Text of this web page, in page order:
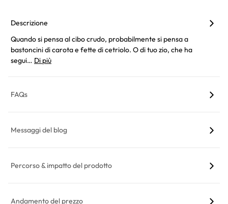
Descrizione
Quando si pensa al cibo crudo, probabilmente si pensa a
bastoncini di carota e fette di cetriolo. O di tuo zio, che ha
segui… Di più
FAQs
Messaggi del blog
Percorso & impatto del prodotto
Andamento del prezzo